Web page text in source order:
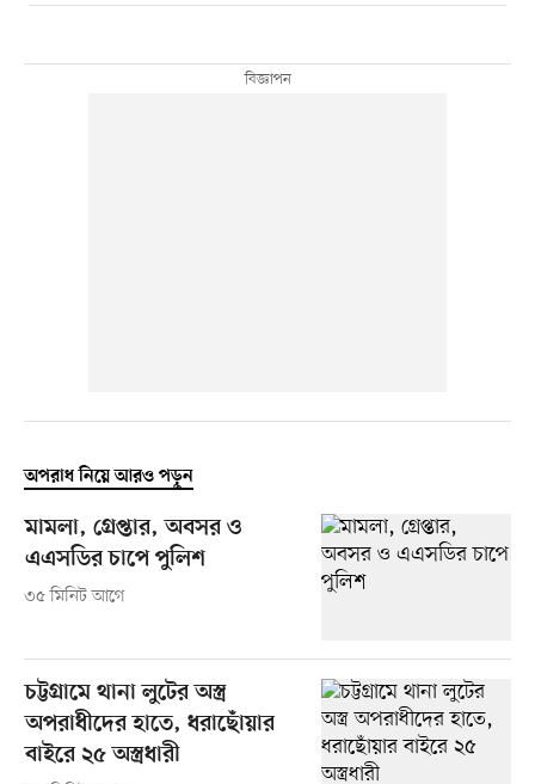
অপরাধ নিয়ে আরও পড়ুন
মামলা, গ্রেপ্তার, অবসর ও
এএসডির চাপে পুলিশ
৩৫ মিনিট আগে
চট্টগ্রামে থানা লুটের অস্ত্র
অপরাধীদের হাতে, ধরাছোঁয়ার
বাইরে ২৫ অস্ত্রধারী